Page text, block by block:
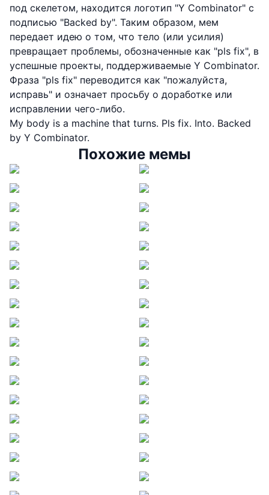
под скелетом, находится логотип "Y Combinator" с
подписью "Backed by". Таким образом, мем
передает идею о том, что тело (или усилия)
превращает проблемы, обозначенные как "pls fix", в
успешные проекты, поддерживаемые Y Combinator.
Фраза "pls fix" переводится как "пожалуйста,
исправь" и означает просьбу о доработке или
исправлении чего-либо.
My body is a machine that turns. Pls fix. Into. Backed
by Y Combinator.
Похожие мемы